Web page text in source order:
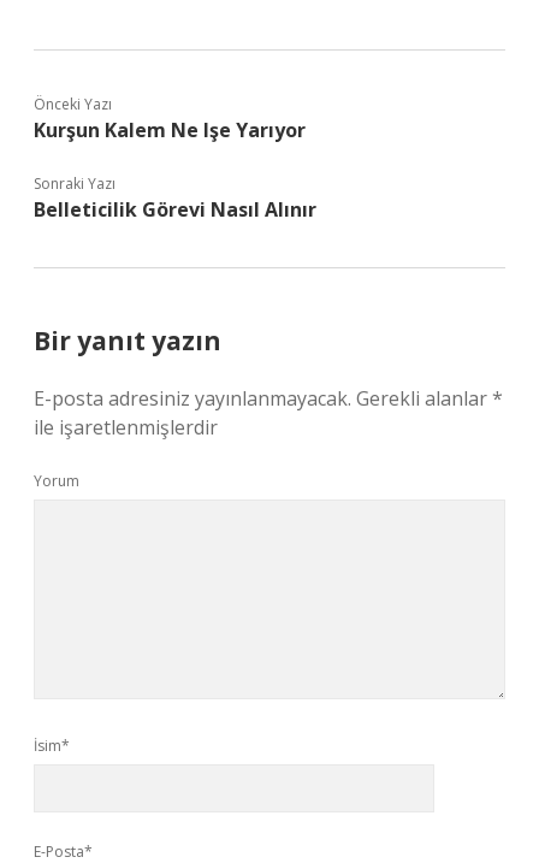
Önceki Yazı
Kurşun Kalem Ne Işe Yarıyor
Sonraki Yazı
Belleticilik Görevi Nasıl Alınır
Bir yanıt yazın
E-posta adresiniz yayınlanmayacak. Gerekli alanlar*
ile işaretlenmişlerdir
Yorum
İsim*
E-Posta*